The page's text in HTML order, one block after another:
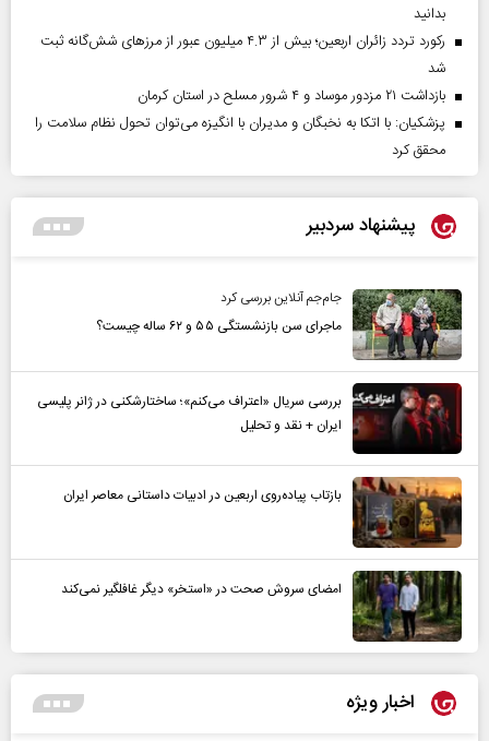
بدانید
رکورد تردد زائران اربعین؛ بیش از ۴.۳ میلیون عبور از مرزهای شش‌گانه ثبت
شد
بازداشت ۲۱ مزدور موساد و ۴ شرور مسلح در استان کرمان
پزشکیان: با اتکا به نخبگان و مدیران با انگیزه می‌توان تحول نظام سلامت را
محقق کرد
پیشنهاد سردبیر
جام‌جم آنلاین بررسی کرد
ماجرای سن بازنشستگی ۵۵ و ۶۲ ساله چیست؟
بررسی سریال «اعتراف می‌کنم»؛ ساختارشکنی در ژانر پلیسی
ایران + نقد و تحلیل
بازتاب پیاده‌روی اربعین در ادبیات داستانی معاصر ایران
امضای سروش صحت در «استخر» دیگر غافلگیر نمی‌کند
اخبار ویژه